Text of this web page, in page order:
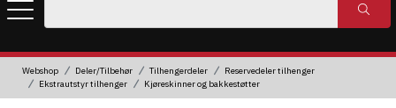
Webshop Deler/Tilbehør Tilhengerdeler
Reservedeler tilhenger
Ekstrautstyr tilhenger
Kjøreskinner og bakkestøtter